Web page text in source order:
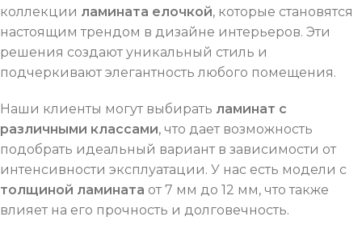
коллекции ламината елочкой, которые становятся
настоящим трендом в дизайне интерьеров. Эти
решения создают уникальный стиль и
подчеркивают элегантность любого помещения.
Наши клиенты могут выбирать ламинат с
различными классами, что дает возможность
подобрать идеальный вариант в зависимости от
интенсивности эксплуатации. У нас есть модели с
толщиной ламината от 7 мм до 12 мм, что также
влияет на его прочность и долговечность.